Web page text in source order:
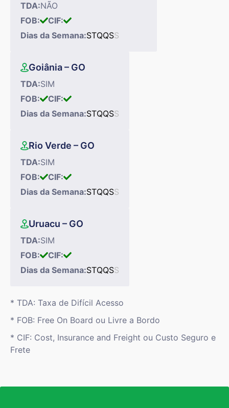
TDA:NÃO
FOB:
CIF:
Dias da Semana:STQQSS
Goiânia – GO
TDA:SIM
FOB:
CIF:
Dias da Semana:STQQSS
Rio Verde – GO
TDA:SIM
FOB:
CIF:
Dias da Semana:STQQSS
Uruacu – GO
TDA:SIM
FOB:
CIF:
Dias da Semana:STQQSS
* TDA: Taxa de Difícil Acesso
* FOB: Free On Board ou Livre a Bordo
* CIF: Cost, Insurance and Freight ou Custo Seguro e
Frete